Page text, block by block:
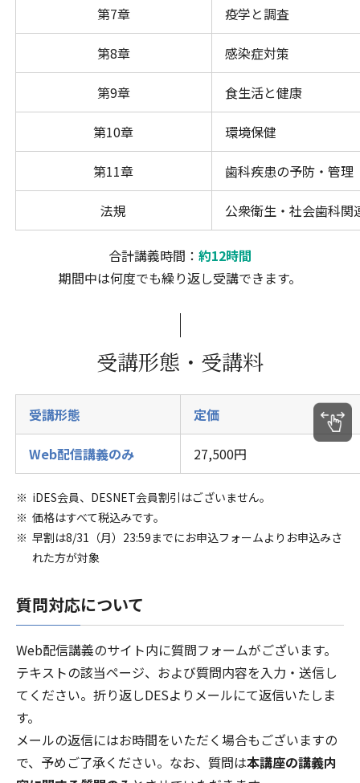
第7章 疫学と調査
第8章 感染症対策
第9章 食生活と健康
第10章 環境保健
第11章 歯科疾患の予防・管理
法規 公衆衛生・社会歯科関
合計講義時間： 約12時間
期間中は何度でも繰り返し受講できます。
受講形態・受講料
受講形態 定価
Web配信講義のみ 27,500円
iDES会員、DESNET会員割引はございません。
価格はすべて税込みです。
早割は8/31（月）23:59までにお申込フォームよりお申込みさ
れた方が対象
質問対応について
Web配信講義のサイト内に質問フォームがございます。
テキストの該当ページ、および質問内容を入力・送信し
てください。折り返しDESよりメールにて返信いたしま
す。
メールの返信にはお時間をいただく場合もございますの
で、予めご了承ください。なお、質問は本講座の講義内